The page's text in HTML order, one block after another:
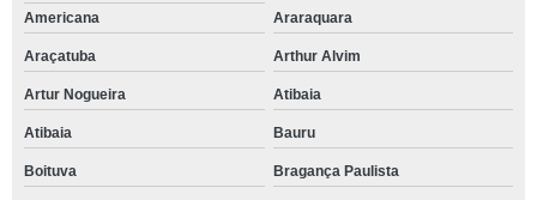
Americana
Araraquara
Araçatuba Arthur Alvim
Artur Nogueira Atibaia
Atibaia Bauru
Boituva Bragança Paulista